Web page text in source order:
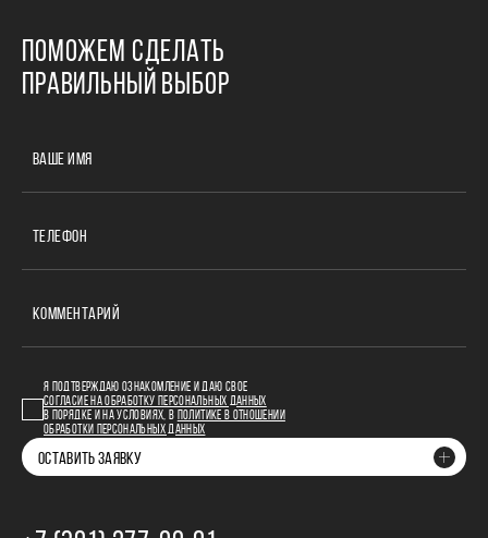
ПОМОЖЕМ СДЕЛАТЬ
ПРАВИЛЬНЫЙ ВЫБОР
ВАШЕ ИМЯ
ТЕЛЕФОН
КОММЕНТАРИЙ
Я ПОДТВЕРЖДАЮ ОЗНАКОМЛЕНИЕ И ДАЮ СВОЕ
СОГЛАСИЕ НА ОБРАБОТКУ ПЕРСОНАЛЬНЫХ ДАННЫХ
В ПОРЯДКЕ И НА УСЛОВИЯХ, В
ПОЛИТИКЕ В ОТНОШЕНИИ
ОБРАБОТКИ ПЕРСОНАЛЬНЫХ ДАННЫХ
ОСТАВИТЬ ЗАЯВКУ